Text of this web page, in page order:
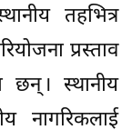
तहभित्र
प्रस्ताव
छन् । स्थानीय
नागरिकलाई